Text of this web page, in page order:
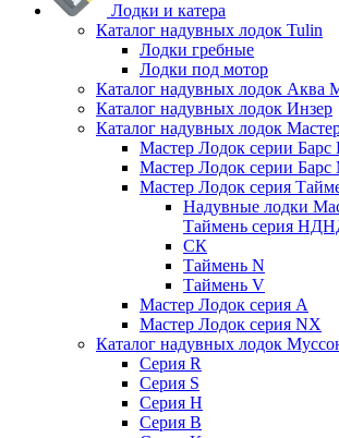
Лодки и катера
Каталог надувных лодок Tulin
Лодки гребные
Лодки под мотор
Каталог надувных лодок Аква
Каталог надувных лодок Инзер
Каталог надувных лодок
Мастер Лодок серии Барс
Мастер Лодок серии
Мастер Лодок серия
Надувные лодки
Таймень серия
СК
Таймень N
Таймень V
Мастер Лодок серия А
Мастер Лодок серия NX
Каталог надувных лодок
Серия R
Серия S
Серия H
Серия B